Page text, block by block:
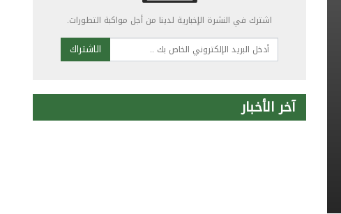
اشترك في النشرة الإخبارية لدينا من أجل مواكبة التطورات.
الاشتراك
آخر الأخبار